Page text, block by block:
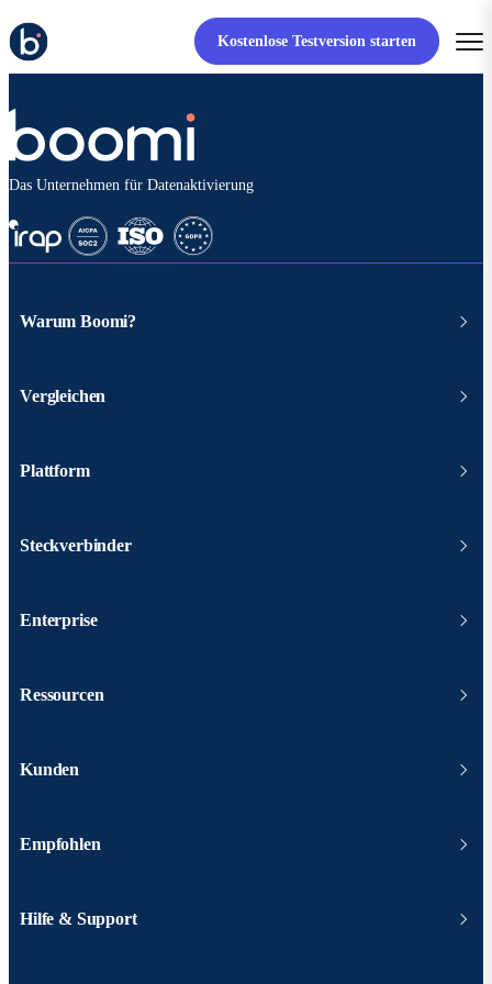
Kostenlose Testversion starten
Das Unternehmen für Datenaktivierung
Warum Boomi?
Vergleichen
Plattform
Steckverbinder
Enterprise
Ressourcen
Kunden
Empfohlen
Hilfe & Support